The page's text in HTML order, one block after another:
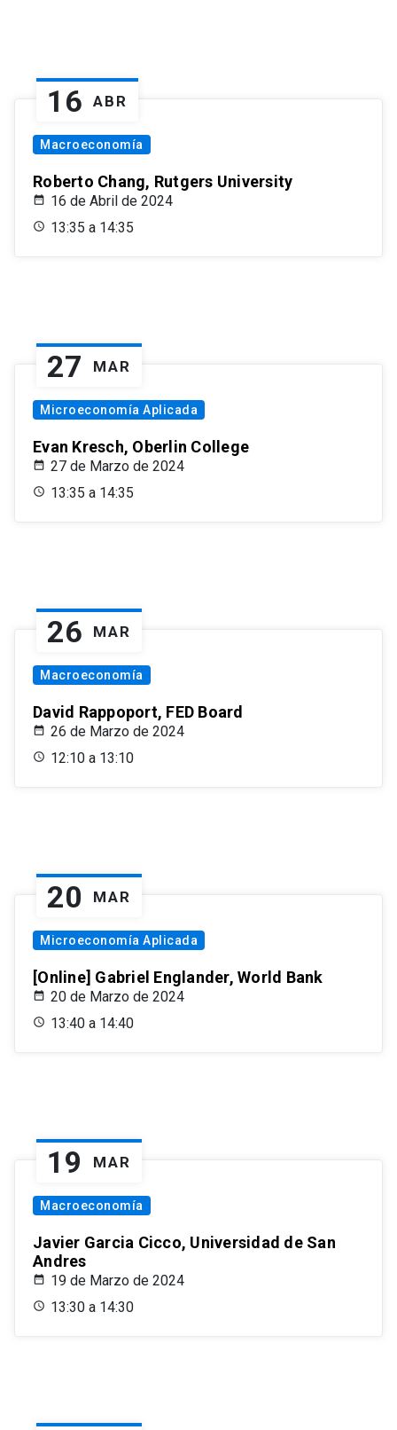
16 ABR
Macroeconomía
Roberto Chang, Rutgers University
16 de Abril de 2024
13:35 a 14:35
27 MAR
Microeconomía Aplicada
Evan Kresch, Oberlin College
27 de Marzo de 2024
13:35 a 14:35
26 MAR
Macroeconomía
David Rappoport, FED Board
26 de Marzo de 2024
12:10 a 13:10
20 MAR
Microeconomía Aplicada
[Online] Gabriel Englander, World Bank
20 de Marzo de 2024
13:40 a 14:40
19 MAR
Macroeconomía
Javier Garcia Cicco, Universidad de San
Andres
19 de Marzo de 2024
13:30 a 14:30